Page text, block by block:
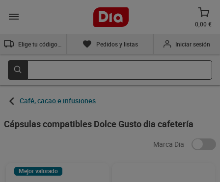
0,00 €
Pedidos y listas Iniciar sesión
Café, cacao e infusiones
Cápsulas compatibles Dolce Gusto dia cafetería
Marca Dia
Mejor valorado